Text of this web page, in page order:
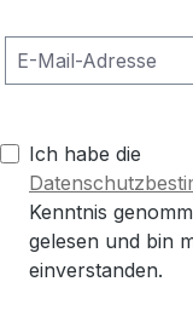
Ich habe die
Kenntnis
gelesen und bin
einverstanden.